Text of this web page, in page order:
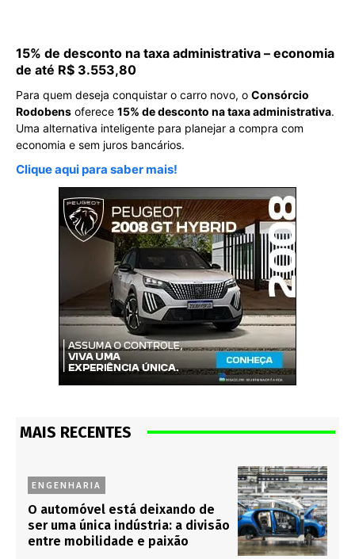
15% de desconto na taxa administrativa – economia
de até R$ 3.553,80
Para quem deseja conquistar o carro novo, o Consórcio
Rodobens oferece 15% de desconto na taxa administrativa.
Uma alternativa inteligente para planejar a compra com
economia e sem juros bancários.
Clique aqui para saber mais!
MAIS RECENTES
ENGENHARIA
O automóvel está deixando de
ser uma única indústria: a divisão
entre mobilidade e paixão